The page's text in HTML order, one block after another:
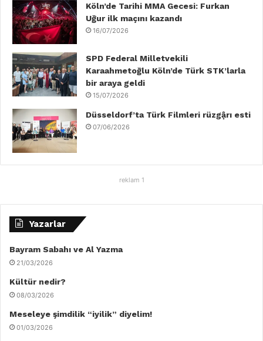
Köln’de Tarihi MMA Gecesi: Furkan
Uğur ilk maçını kazandı
16/07/2026
SPD Federal Milletvekili
Karaahmetoğlu Köln’de Türk STK’larla
bir araya geldi
15/07/2026
Düsseldorf’ta Türk Filmleri rüzgậrı esti
07/06/2026
reklam 1
Yazarlar
Bayram Sabahı ve Al Yazma
21/03/2026
Kültür nedir?
08/03/2026
Meseleye şimdilik “iyilik” diyelim!
01/03/2026